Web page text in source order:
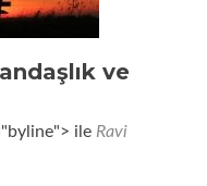
ve
ile Ravi